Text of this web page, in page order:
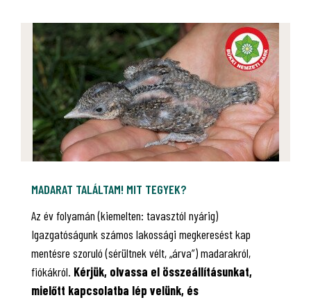
MADARAT TALÁLTAM! MIT TEGYEK?
Az év folyamán (kiemelten: tavasztól nyárig)
Igazgatóságunk számos lakossági megkeresést kap
mentésre szoruló (sérültnek vélt, „árva”) madarakról,
fiókákról. Kérjük, olvassa el összeállításunkat,
mielőtt kapcsolatba lép velünk, és